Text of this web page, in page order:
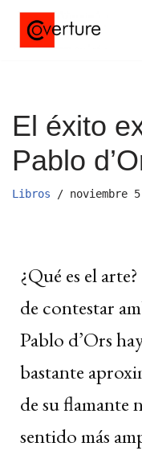
Saltar
El éxito
Pablo
Libros noviembre
¿Qué es el
de contestar
Pablo d’Ors
bastante
de su flamante
sentido más